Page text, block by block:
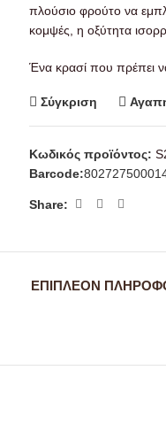
πλούσιο φρούτο να
κομψές, η οξύτητα
Ένα κρασί που πρέπει
Σύγκριση
Κωδικός προϊόντος:
Barcode:
Share:
ΕΠΙΠΛΈΟΝ